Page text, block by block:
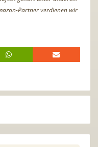
Partner verdienen wir